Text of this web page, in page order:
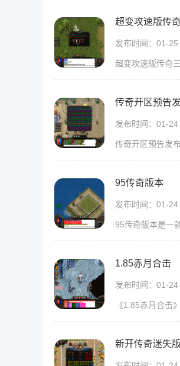
超变攻速版传
发布时间：01-25
传奇开区预告
发布时间：01-24
95传奇版本
发布时间：01-24
1.85赤月合击
发布时间：01-24
新开传奇迷失